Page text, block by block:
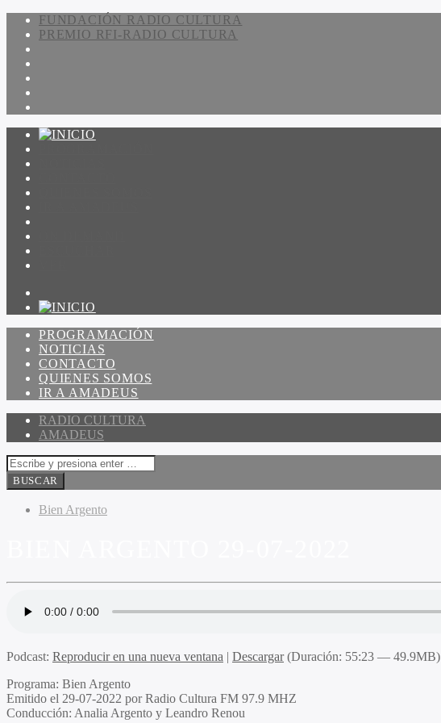
FUNDACIÓN RADIO CULTURA
PREMIO RFI-RADIO CULTURA
PROGRAMACIÓN
NOTICIAS
CONTACTO
QUIENES SOMOS
IR A AMADEUS
RADIO CULTURA
AMADEUS
Bien Argento
Podcast: Reproducir en una nueva ventana | Descargar(Duración: 55:23 — 49.9MB)
Programa: Bien Argento
Emitido el 29-07-2022 por Radio Cultura FM 97.9 MHZ
Conducción: Analia Argento y Leandro Renou